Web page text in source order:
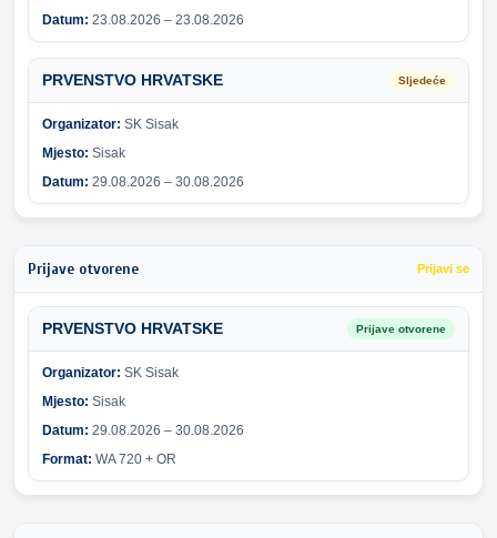
Datum: 23.08.2026 – 23.08.2026
PRVENSTVO HRVATSKE Sljedeće
Organizator: SK Sisak
Mjesto: Sisak
Datum: 29.08.2026 – 30.08.2026
Prijave otvorene Prijavi se
PRVENSTVO HRVATSKE Prijave otvorene
Organizator: SK Sisak
Mjesto: Sisak
Datum: 29.08.2026 – 30.08.2026
Format: WA 720 + OR